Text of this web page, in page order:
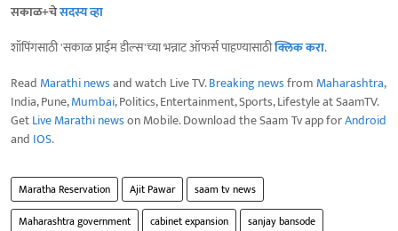
सकाळ+चेसदस्य व्हा
शॉपिंगसाठी 'सकाळ प्राईम डील्स'च्या भन्नाट ऑफर्स पाहण्यासाठीक्लिक करा.
Read Marathi newsand watch Live TV.Breaking newsfrom Maharashtra,
India, Pune,Mumbai, Politics, Entertainment, Sports, Lifestyle at SaamTV.
GetLive Marathi newson Mobile. Download the Saam Tv app forAndroid
and IOS.
Maratha Reservation Ajit Pawar
saam tv news
Maharashtra government
cabinet expansion
sanjay bansode